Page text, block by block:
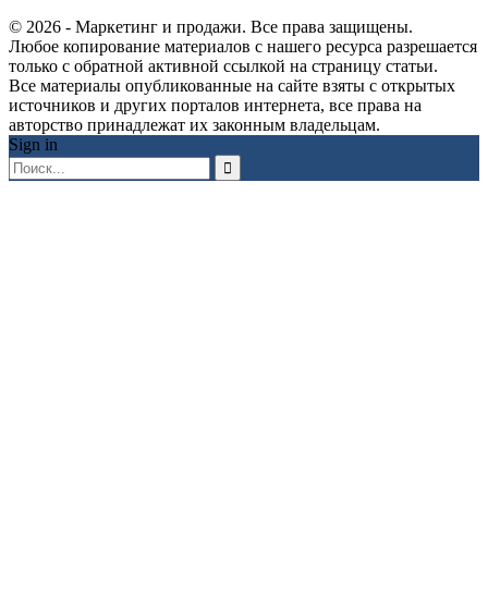
© 2026 - Маркетинг и продажи. Все права защищены.
Любое копирование материалов с нашего ресурса разрешается
только с обратной активной ссылкой на страницу статьи.
Все материалы опубликованные на сайте взяты с открытых
источников и других порталов интернета, все права на
авторство принадлежат их законным владельцам.
Sign in